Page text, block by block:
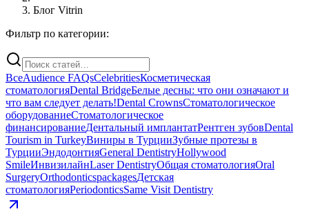
Блог Vitrin
Фильтр по категории:
ВсеAudience FAQsCelebritiesКосметическая
стоматологияDental BridgeБелые десны: что они означают и
что вам следует делать!Dental CrownsСтоматологическое
оборудованиеСтоматологическое
финансированиеДентальный имплантатРентген зубовDental
Tourism in TurkeyВиниры в ТурцииЗубные протезы в
ТурцииЭндодонтияGeneral DentistryHollywood
SmileИнвизилайнLaser DentistryОбщая стоматологияOral
SurgeryOrthodonticspackagesДетская
стоматологияPeriodonticsSame Visit Dentistry